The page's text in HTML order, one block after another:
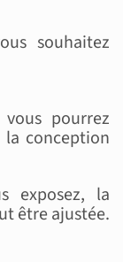
souhaitez
pourrez
la conception
exposez, la
être ajustée.